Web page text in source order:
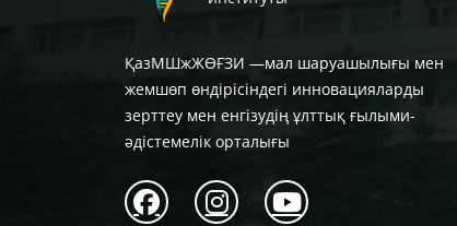
ҚазМШжЖӨҒЗИ —мал шаруашылығы мен
жемшөп өндірісіндегі инновацияларды
зерттеу мен енгізудің ұлттық ғылыми-
әдістемелік орталығы